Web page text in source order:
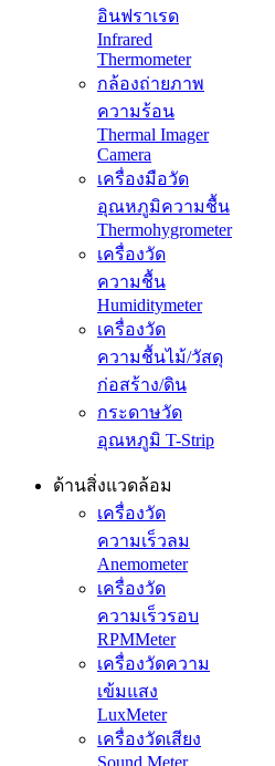
อินฟราเรด
Infrared
Thermometer
กล้องถ่ายภาพ
ความร้อน
Thermal Imager
Camera
เครื่องมือวัด
อุณหภูมิความชื้น
Thermohygrometer
เครื่องวัด
ความชื้น
Humiditymeter
เครื่องวัด
ความชื้นไม้/วัสดุ
ก่อสร้าง/ดิน
กระดาษวัด
อุณหภูมิ T-Strip
ด้านสิ่งแวดล้อม
เครื่องวัด
ความเร็วลม
Anemometer
เครื่องวัด
ความเร็วรอบ
RPMMeter
เครื่องวัดความ
เข้มแสง
LuxMeter
เครื่องวัดเสียง